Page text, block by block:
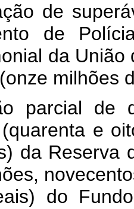
de
de
da
milhões
parcial de
e
da Reserva
do